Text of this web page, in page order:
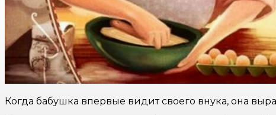
Когда бабушка впервые видит своего внука, она